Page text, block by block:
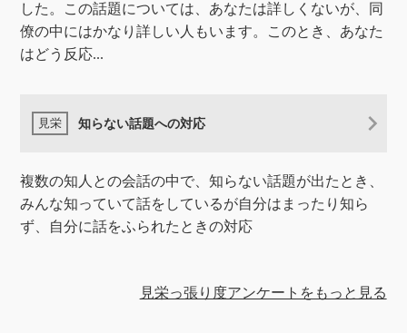
した。この話題については、あなたは詳しくないが、同
僚の中にはかなり詳しい人もいます。このとき、あなた
はどう反応...
知らない話題への対応
複数の知人との会話の中で、知らない話題が出たとき、
みんな知っていて話をしているが自分はまったり知ら
ず、自分に話をふられたときの対応
見栄っ張り度アンケートをもっと見る